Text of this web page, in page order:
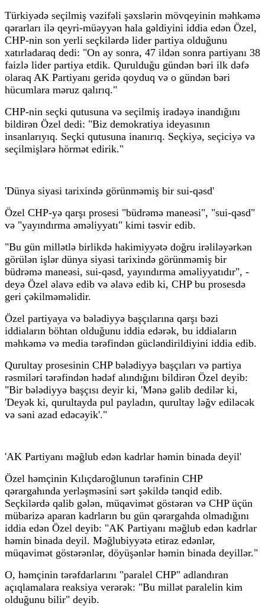
Türkiyədə seçilmiş vəzifəli şəxslərin mövqeyinin məhkəmə
qərarları ilə qeyri-müəyyən hala gəldiyini iddia edən Özel,
CHP-nin son yerli seçkilərdə lider partiya olduğunu
xatırladaraq dedi: "On ay sonra, 47 ildən sonra partiyanı 38
faizlə lider partiya etdik. Qurulduğu gündən bəri ilk dəfə
olaraq AK Partiyanı geridə qoyduq və o gündən bəri
hücumlara məruz qalırıq."
CHP-nin seçki qutusuna və seçilmiş iradəyə inandığını
bildirən Özel dedi: "Biz demokratiya ideyasının
insanlarıyıq. Seçki qutusuna inanırıq. Seçkiyə, seçiciyə və
seçilmişlərə hörmət edirik."
'Dünya siyasi tarixində görünməmiş bir sui-qəsd'
Özel CHP-yə qarşı prosesi "büdrəmə maneəsi", "sui-qəsd"
və "yayındırma əməliyyatı" kimi təsvir edib.
"Bu gün millətlə birlikdə hakimiyyətə doğru irəliləyərkən
görülən işlər dünya siyasi tarixində görünməmiş bir
büdrəmə maneəsi, sui-qəsd, yayındırma əməliyyatıdır", -
deyə Özel əlavə edib və əlavə edib ki, CHP bu prosesdə
geri çəkilməməlidir.
Özel partiyaya və bələdiyyə başçılarına qarşı bəzi
iddiaların böhtan olduğunu iddia edərək, bu iddiaların
məhkəmə və media tərəfindən gücləndirildiyini iddia edib.
Qurultay prosesinin CHP bələdiyyə başçıları və partiya
rəsmiləri tərəfindən hədəf alındığını bildirən Özel deyib:
"Bir bələdiyyə başçısı deyir ki, 'Mənə gəlib dedilər ki,
'Deyək ki, qurultayda pul payladın, qurultay ləğv ediləcək
və səni azad edəcəyik'."
'AK Partiyanı məğlub edən kadrlar həmin binada deyil'
Özel həmçinin Kılıçdaroğlunun tərəfinin CHP
qərargahında yerləşməsini sərt şəkildə tənqid edib.
Seçkilərdə qalib gələn, müqavimət göstərən və CHP üçün
mübarizə aparan kadrların bu gün qərargahda olmadığını
iddia edən Özel deyib: "AK Partiyanı məğlub edən kadrlar
həmin binada deyil. Məğlubiyyətə etiraz edənlər,
müqavimət göstərənlər, döyüşənlər həmin binada deyillər."
O, həmçinin tərəfdarlarını "paralel CHP" adlandıran
açıqlamalara reaksiya verərək: "Bu millət paralelin kim
olduğunu bilir" deyib.